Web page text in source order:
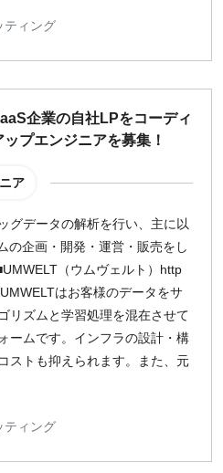
ティング
企業の自社LPをコーディ
プエンジニアを募集！
ア
グデータの解析を行い、主に以
の企画・開発・運営・販売をし
（ウムヴェルト）http
はお客様のデータをサ
リズムと学習処理を混在させて
ームです。インフラの設計・構
ストも抑えられます。また、元
ティング